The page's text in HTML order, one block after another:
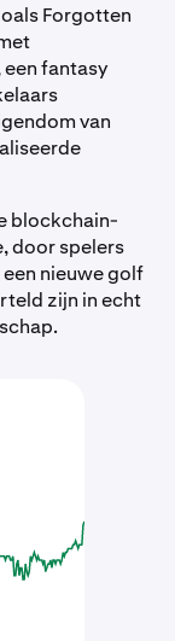
Forgotten
fantasy
van
blockchain-
door spelers
nieuwe golf
zijn in echt